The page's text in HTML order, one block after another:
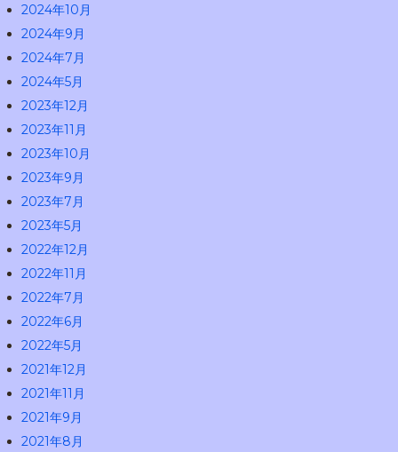
2024年10月
2024年9月
2024年7月
2024年5月
2023年12月
2023年11月
2023年10月
2023年9月
2023年7月
2023年5月
2022年12月
2022年11月
2022年7月
2022年6月
2022年5月
2021年12月
2021年11月
2021年9月
2021年8月